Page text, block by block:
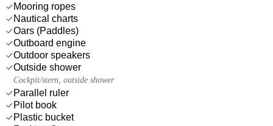
Mooring ropes
Nautical charts
Oars (Paddles)
Outboard engine
Outdoor speakers
Outside shower
Cockpit/stern, outside shower
Parallel ruler
Pilot book
Plastic bucket